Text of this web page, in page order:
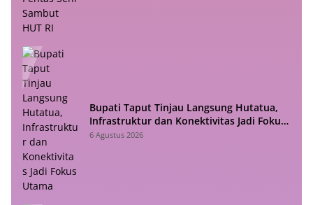
Bupati Taput Tinjau Langsung Hutatua,
Infrastruktur dan Konektivitas Jadi Fokus
Utama
6 Agustus 2026